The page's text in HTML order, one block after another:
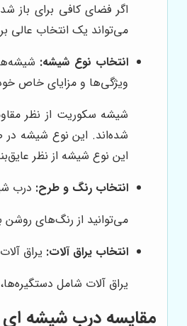
اگر فضای کافی برای باز
می‌تواند یک انتخاب عالی
انتخاب نوع شیشه:
ویژگی‌ها و مزایای خاص خود
شیشه سکوریت از نظر
شده‌اند. این نوع شیشه در
این نوع شیشه از نظر
انتخاب رنگ و طرح: درب
می‌توانید از رنگ‌های روشن
انتخاب یراق آلات: یراق
یراق آلات شامل
مقایسه درب شیشه ای